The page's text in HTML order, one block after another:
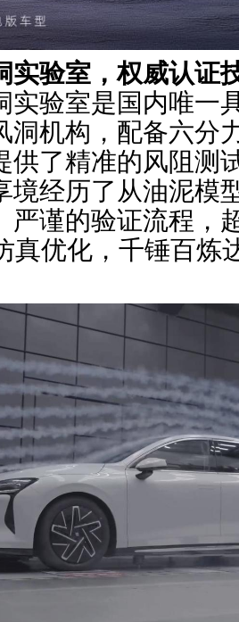
实验室，权威认证
实验室是国内唯一
洞机构，配备六分
供了精准的风阻测
境经历了从油泥模
严谨的验证流程，
真优化，千锤百炼